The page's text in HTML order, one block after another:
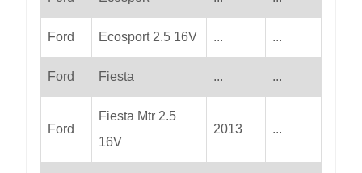
Ford Ecosport 2.5 16V ... ...
Ford Fiesta ... ...
Ford
Fiesta Mtr 2.5
16V
2013 ...